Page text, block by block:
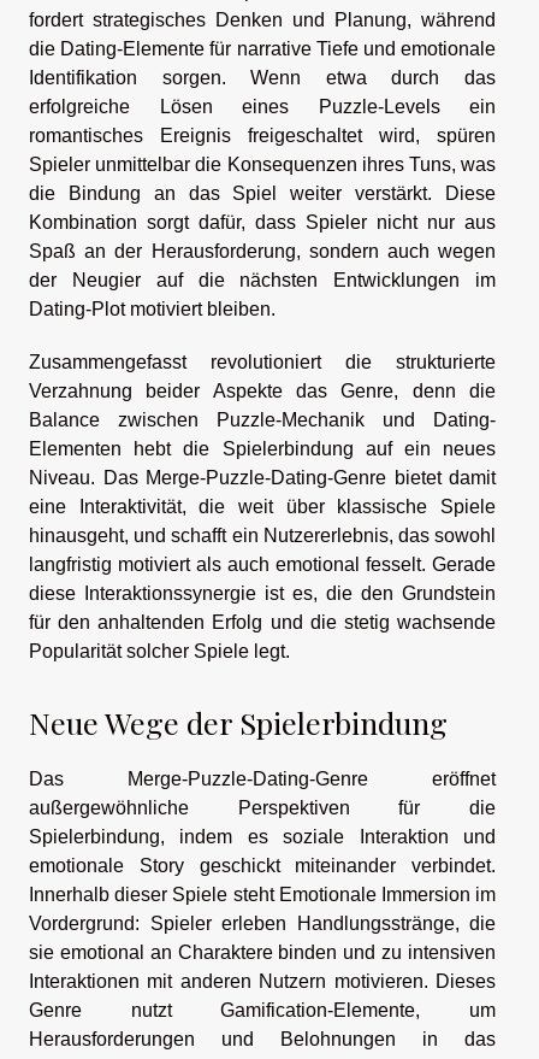
fordert strategisches Denken und Planung, während
die Dating-Elemente für narrative Tiefe und emotionale
Identifikation sorgen. Wenn etwa durch das
erfolgreiche Lösen eines Puzzle-Levels ein
romantisches Ereignis freigeschaltet wird, spüren
Spieler unmittelbar die Konsequenzen ihres Tuns, was
die Bindung an das Spiel weiter verstärkt. Diese
Kombination sorgt dafür, dass Spieler nicht nur aus
Spaß an der Herausforderung, sondern auch wegen
der Neugier auf die nächsten Entwicklungen im
Dating-Plot motiviert bleiben.
Zusammengefasst revolutioniert die strukturierte
Verzahnung beider Aspekte das Genre, denn die
Balance zwischen Puzzle-Mechanik und Dating-
Elementen hebt die Spielerbindung auf ein neues
Niveau. Das Merge-Puzzle-Dating-Genre bietet damit
eine Interaktivität, die weit über klassische Spiele
hinausgeht, und schafft ein Nutzererlebnis, das sowohl
langfristig motiviert als auch emotional fesselt. Gerade
diese Interaktionssynergie ist es, die den Grundstein
für den anhaltenden Erfolg und die stetig wachsende
Popularität solcher Spiele legt.
Neue Wege der Spielerbindung
Das Merge-Puzzle-Dating-Genre eröffnet
außergewöhnliche Perspektiven für die
Spielerbindung, indem es soziale Interaktion und
emotionale Story geschickt miteinander verbindet.
Innerhalb dieser Spiele steht Emotionale Immersion im
Vordergrund: Spieler erleben Handlungsstränge, die
sie emotional an Charaktere binden und zu intensiven
Interaktionen mit anderen Nutzern motivieren. Dieses
Genre nutzt Gamification-Elemente, um
Herausforderungen und Belohnungen in das